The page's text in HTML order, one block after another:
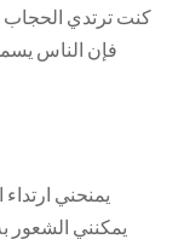
كنت ترتدي الحجاب
فإن الناس
يمنحني
يمكنني الشعور